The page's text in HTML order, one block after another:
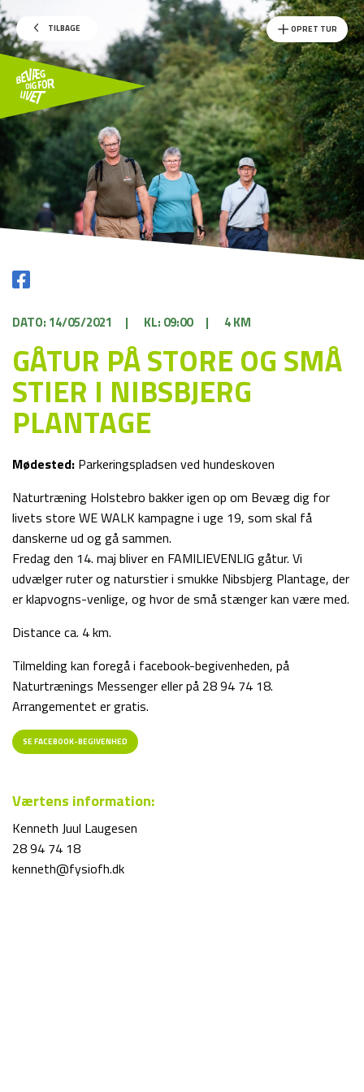
TILBAGE OPRET TUR
DATO: 14/05/2021 | KL: 09:00 | 4 KM
GÅTUR PÅ STORE OG SMÅ
STIER I NIBSBJERG
PLANTAGE
Mødested: Parkeringspladsen ved hundeskoven
Naturtræning Holstebro bakker igen op om Bevæg dig for
livets store WE WALK kampagne i uge 19, som skal få
danskerne ud og gå sammen.
Fredag den 14. maj bliver en FAMILIEVENLIG gåtur. Vi
udvælger ruter og naturstier i smukke Nibsbjerg Plantage, der
er klapvogns-venlige, og hvor de små stænger kan være med.
Distance ca. 4 km.
Tilmelding kan foregå i facebook-begivenheden, på
Naturtrænings Messenger eller på 28 94 74 18.
Arrangementet er gratis.
SE FACEBOOK-BEGIVENHED
Værtens information:
Kenneth Juul Laugesen
28 94 74 18
kenneth@fysiofh.dk